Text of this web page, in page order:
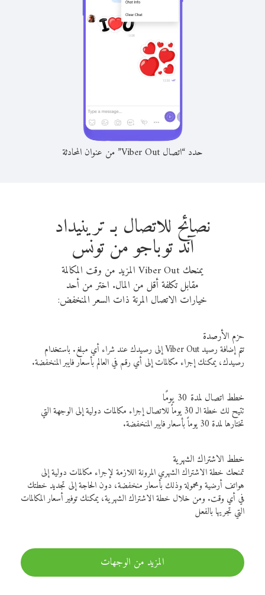
حدد “اتصال Viber Out” من عنوان المحادثة
نصائح للاتصال بـ ترينيداد
آند توباجو من تونس
يمنحك Viber Out المزيد من وقت المكالمة
مقابل تكلفة أقل من المال. اختر من أحد
خيارات الاتصال المرنة ذات السعر المنخفض:
حزم الأرصدة
تتم إضافة رصيد Viber Out إلى رصيدك عند شراء أي مبلغ. باستخدام
رصيدك، يمكنك إجراء مكالمات إلى أي رقم في العالم بأسعار فايبر المنخفضة.
خطط اتصال لمدة 30 يومًا
تتيح لك خطة الـ 30 يوماً للاتصال إجراء مكالمات دولية إلى الوجهة التي
تختارها لمدة 30 يوماً بأسعار فايبر المنخفضة.
خطط الاشتراك الشهرية
تمنحك خطة الاشتراك الشهري المرونة اللازمة لإجراء مكالمات دولية إلى
هواتف أرضية ومحمولة وذلك بأسعار منخفضة، دون الحاجة إلى تجديد خطتك
في أي وقت. ومن خلال خطة الاشتراك الشهرية، يمكنك توفير أسعار المكالمات
التي تجريها بالفعل
المزيد من الوجهات